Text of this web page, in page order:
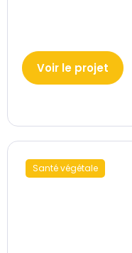
Voir le projet
Santé végétale